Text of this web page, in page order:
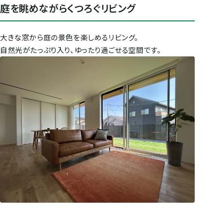
庭を眺めながらくつろぐリビング
大きな窓から庭の景色を楽しめるリビング。
自然光がたっぷり入り、ゆったり過ごせる空間です。